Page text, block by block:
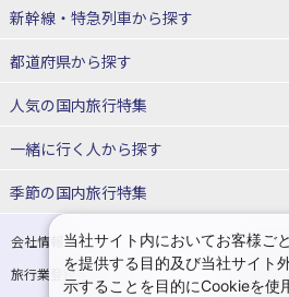
出張パック
秋田⇔東京 新幹線パック
仙台→東京 新幹線パック
富山⇔東京 新幹線パック
東京→仙台 新幹線パック
東京→金沢 新幹線パック
東京⇔軽井沢 新幹線パック 東京
東京→名古屋 新幹線パック 東京
新幹線・特急列車から探す
北海道新幹線 旅行
山形新幹線 旅行
東海道新幹線 旅行
上越新幹線 旅行
九州新幹線 旅行 西九
特急サンダーバード 旅行
都道府県から探す
北海道旅行・ツアー
東北
青森旅行・ツアー 岩手
宮城旅行・ツアー 秋田
人気の国内旅行特集
東京ディズニーリゾート®への旅
ユ
温泉旅行 日帰
一緒に行く人から探す
一人旅 国内版
カップル・夫婦旅行 国内版 女子
卒業旅行・学生旅行 国内版
季節の国内旅行特集
桜・お花見特集
ゴー
旅行
会社情報
プライ
旅行業登録票・約款
規約集
当社サイト内においてお客様ご
を提供する目的及び当社サイト
示することを目的にCookieを使